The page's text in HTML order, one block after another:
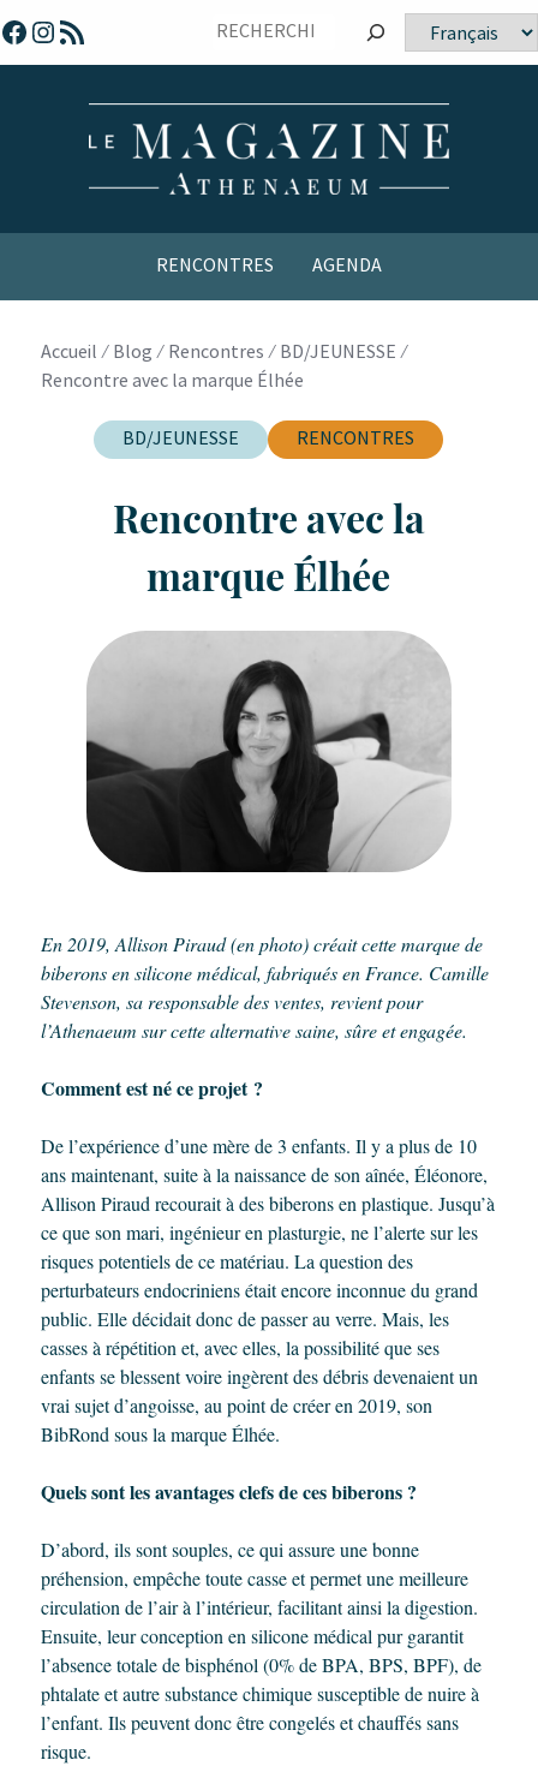
vers
le
Facebook
Instagram
Flux RSS
Choisir
une
RENCONTRES AGENDA
Accueil ⁄ Blog ⁄ Rencontres ⁄ BD/JEUNESSE ⁄
Rencontre avec la marque Élhée
BD/JEUNESSE RENCONTRES
Rencontre avec la
marque Élhée
En 2019, Allison Piraud (en photo) créait cette marque de
biberons en silicone médical, fabriqués en France. Camille
Stevenson, sa responsable des ventes, revient pour
l’Athenaeum sur cette alternative saine, sûre et engagée.
Comment est né ce projet ?
De l’expérience d’une mère de 3 enfants. Il y a plus de 10
ans maintenant, suite à la naissance de son aînée, Éléonore,
Allison Piraud recourait à des biberons en plastique. Jusqu’à
ce que son mari, ingénieur en plasturgie, ne l’alerte sur les
risques potentiels de ce matériau. La question des
perturbateurs endocriniens était encore inconnue du grand
public. Elle décidait donc de passer au verre. Mais, les
casses à répétition et, avec elles, la possibilité que ses
enfants se blessent voire ingèrent des débris devenaient un
vrai sujet d’angoisse, au point de créer en 2019, son
BibRond sous la marque Élhée.
Quels sont les avantages clefs de ces biberons ?
D’abord, ils sont souples, ce qui assure une bonne
préhension, empêche toute casse et permet une meilleure
circulation de l’air à l’intérieur, facilitant ainsi la digestion.
Ensuite, leur conception en silicone médical pur garantit
l’absence totale de bisphénol (0% de BPA, BPS, BPF), de
phtalate et autre substance chimique susceptible de nuire à
l’enfant. Ils peuvent donc être congelés et chauffés sans
risque.